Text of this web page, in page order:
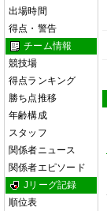
出場時間
得点・警告
チーム情報
競技場
得点ランキング
勝ち点推移
年齢構成
スタッフ
関係者ニュース
関係者エピソード
Jリーグ記録
順位表